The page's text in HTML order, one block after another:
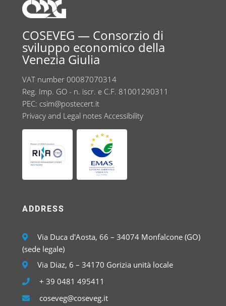
COSEVEG — Consorzio di
sviluppo economico della
Venezia Giulia
VAT number 00087070314
Reg. Imp. GO - n. iscr. e C.F. 81001290311
PEC: csim@postecert.it
Privacy and Legal notes Accessibility
ADDRESS
Via Duca d'Aosta, 66 – 34074 Monfalcone (GO)
(sede legale)
Via Diaz, 6 – 34170 Gorizia unità locale
+ 39 0481 495411
coseveg@coseveg.it